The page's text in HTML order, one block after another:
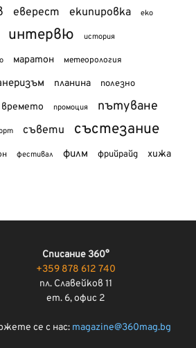
еверест екипировка еко
интервю история
маратон метеорология
планина полезно
времето промоция пътуване
съвети състезание
фестивал филм фрийрайд хижа
Списание 360°
+359 878 612 740
пл. Славейков 11
ет. 6, офис 2
се с нас: magazine@360mag.bg